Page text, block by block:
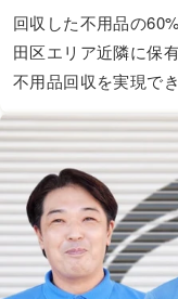
回収した不用品の
田区エリア近隣に保
不用品回収を実現で